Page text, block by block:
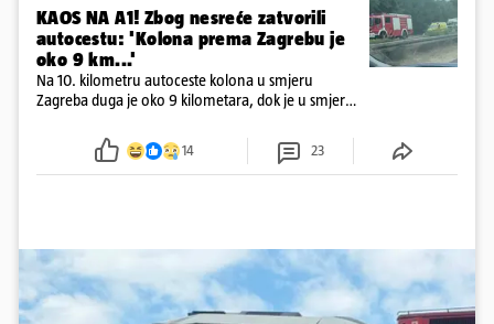
KAOS NA A1! Zbog nesreće zatvorili
autocestu: 'Kolona prema Zagrebu je
oko 9 km...'
Na 10. kilometru autoceste kolona u smjeru
Zagreba duga je oko 9 kilometara, dok je u smjeru
14 23